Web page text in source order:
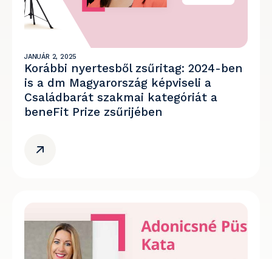
JANUÁR 2, 2025
Korábbi nyertesből zsűritag: 2024-ben
is a dm Magyarország képviseli a
Családbarát szakmai kategóriát a
beneFit Prize zsűrijében